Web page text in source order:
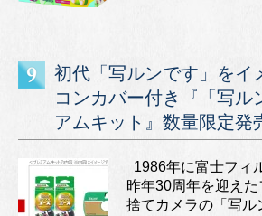
初代「写ルンです」をイ
コンカバー付き『「写ル
アムキット』数量限定発
1986年に富士フィ
昨年30周年を迎え
捨てカメラの「写ル